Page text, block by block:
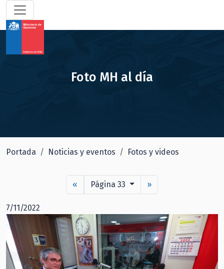
Foto MH al día
Portada Noticias y eventos Fotos y videos
« Página 33 »
7/11/2022